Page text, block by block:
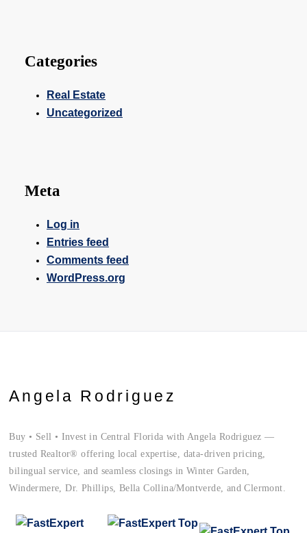
Categories
Real Estate
Uncategorized
Meta
Log in
Entries feed
Comments feed
WordPress.org
Angela Rodriguez
Buy • Sell • Invest in Central Florida with Angela Rodriguez —
trusted Realtor® offering local expertise, data-driven pricing,
bilingual service, and seamless closings in Winter Garden,
Windermere, Dr. Phillips, Bella Collina/Montverde, and Clermont.